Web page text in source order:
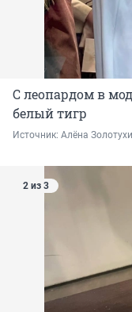
С леопардом в
белый тигр
Источник: Алёна
2 из 3